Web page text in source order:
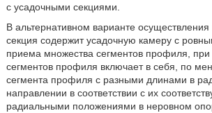
с усадочными секциями.
В альтернативном варианте
секция содержит усадочную камеру с
приема множества сегментов профиля,
сегментов профиля включает в себя, по
сегмента профиля с разными длинами в
направлении в соответствии с их
радиальными положениями в неровном